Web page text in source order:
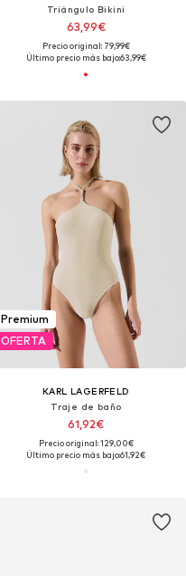
Triángulo Bikini
63,99€
Precio original: 79,99€
Último precio más bajo:63,99€
Premium
OFERTA
KARL LAGERFELD
Traje de baño
61,92€
Precio original: 129,00€
Último precio más bajo:61,92€